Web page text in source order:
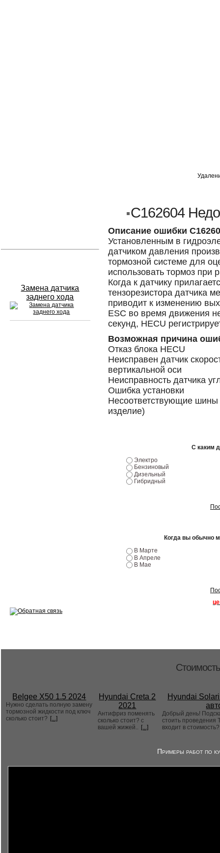
Замена датчика
заднего хода
C162604
Описание ошибки
Установленным в
датчиком давления
тормозной системе для
использовать тормоз при
Когда к датчику
тензорезистора датчика
приводит к изменению
ESC во время движения
секунд, HECU
Возможная причина
Отказ блока HECU
Неисправен датчик
вертикальной оси
Неисправность датчика
Ошибка установки
Несоответствующие шины
изделие)
С каким
Электро
Бензиновый
Дизельный
Гибридный
Когда вы обычно
В Марте
В Апреле
В Мае
Belgee X50 1.5 2024
Нужно сделать полную замену
тормозной жидкости под ключ
сколько стоит? [...]
Hyundai Creta 2
2021
Антифриз поменять
сколько стоит? с
вашей жижей.. [...]
Hyundai
Добрый день!
стоить проведения
входит в
Примеры работ по